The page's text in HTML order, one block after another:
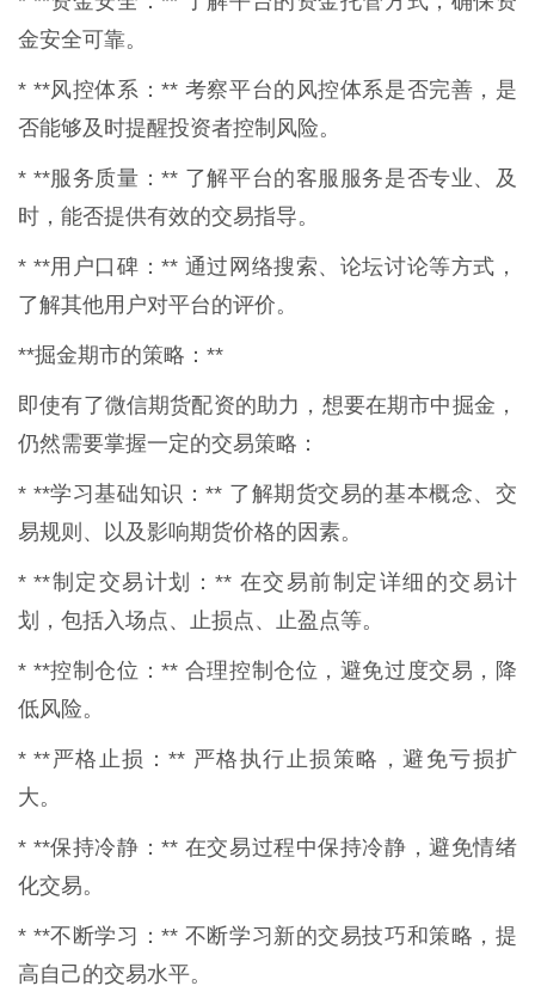
金安全可靠。
* **风控体系：** 考察平台的风控体系是否完善，是
否能够及时提醒投资者控制风险。
* **服务质量：** 了解平台的客服服务是否专业、及
时，能否提供有效的交易指导。
* **用户口碑：** 通过网络搜索、论坛讨论等方式，
了解其他用户对平台的评价。
**掘金期市的策略：**
即使有了微信期货配资的助力，想要在期市中掘金，
仍然需要掌握一定的交易策略：
* **学习基础知识：** 了解期货交易的基本概念、交
易规则、以及影响期货价格的因素。
* **制定交易计划：** 在交易前制定详细的交易计
划，包括入场点、止损点、止盈点等。
* **控制仓位：** 合理控制仓位，避免过度交易，降
低风险。
* **严格止损：** 严格执行止损策略，避免亏损扩
大。
* **保持冷静：** 在交易过程中保持冷静，避免情绪
化交易。
* **不断学习：** 不断学习新的交易技巧和策略，提
高自己的交易水平。